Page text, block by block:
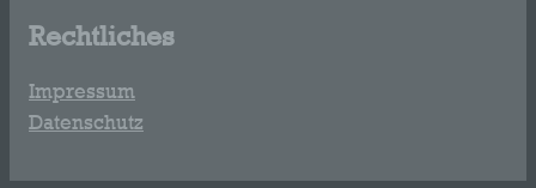
Rechtliches
Impressum
Datenschutz